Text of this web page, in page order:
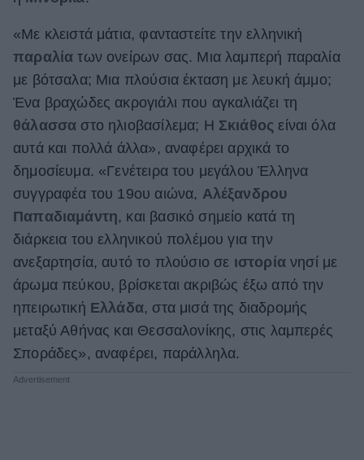
Women's Forum
Hautes Grecians
Γάμος
Market News
«Με κλειστά μάτια, φανταστείτε την ελληνική
παραλίατων ονείρων σας. Μια λαμπερή παραλία
με βότσαλα; Μια πλούσια έκταση με λευκή άμμο;
Ένα βραχώδες ακρογιάλι που αγκαλιάζει τη
θάλασσα στο ηλιοβασίλεμα; Η Σκιάθος είναι όλα
αυτά και πολλά άλλα», αναφέρει αρχικά το
δημοσίευμα. «Γενέτειρα του μεγάλου Έλληνα
συγγραφέα του 19ου αιώνα, Αλέξανδρου
Παπαδιαμάντη, και βασικό σημείο κατά τη
διάρκεια του ελληνικού πολέμου για την
ανεξαρτησία, αυτό το πλούσιο σε ιστορίανησί με
άρωμα πεύκου, βρίσκεται ακριβώς έξω από την
ηπειρωτική Ελλάδα, στα μισά της διαδρομής
μεταξύ Αθήνας και Θεσσαλονίκης, στις λαμπερές
Σποράδες», αναφέρει, παράλληλα.